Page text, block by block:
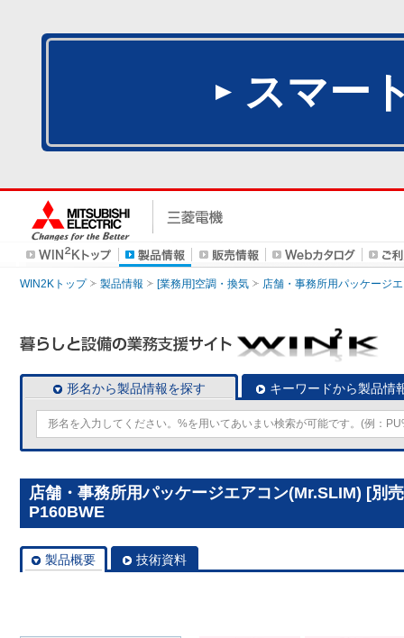
スマー
WIN2Kトップ 製品情報 [業務用]空調・換気 店舗・事務所用パッケージ
形名から製品情報を探す キーワードから製品情
店舗・事務所用パッケージエアコン(Mr.SLIM) [別
P160BWE
製品概要 技術資料